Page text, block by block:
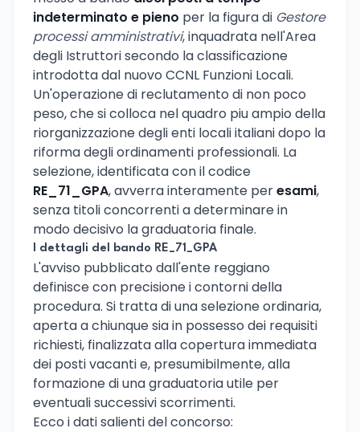
indeterminato e pieno per la figura di Gestore
processi amministrativi, inquadrata nell'Area
degli Istruttori secondo la classificazione
introdotta dal nuovo CCNL Funzioni Locali.
Un'operazione di reclutamento di non poco
peso, che si colloca nel quadro piu ampio della
riorganizzazione degli enti locali italiani dopo la
riforma degli ordinamenti professionali. La
selezione, identificata con il codice
RE_71_GPA, avverra interamente peresami,
senza titoli concorrenti a determinare in
modo decisivo la graduatoria finale.
I dettagli del bando RE_71_GPA
L'avviso pubblicato dall'ente reggiano
definisce con precisione i contorni della
procedura. Si tratta di una selezione ordinaria,
aperta a chiunque sia in possesso dei requisiti
richiesti, finalizzata alla copertura immediata
dei posti vacanti e, presumibilmente, alla
formazione di una graduatoria utile per
eventuali successivi scorrimenti.
Ecco i dati salienti del concorso: